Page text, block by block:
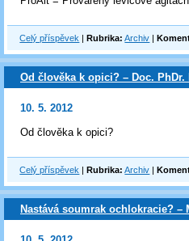
Celý příspěvek |Rubrika: Archiv |
Od člověka k opici? – Doc. PhDr.
10. 5. 2012
Od člověka k opici?
Celý příspěvek |Rubrika: Archiv |
Nastává soumrak ochlokracie? –